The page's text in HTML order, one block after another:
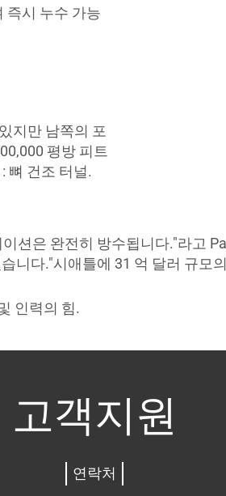
즉시 누수 가능
지만 남쪽의 포
평방 피트
뼈 건조 터널.
션은 완전히 방수됩니다."라고
니다."시애틀에 31 억 달러 규모
인력의 힘.
고객지원
연락처